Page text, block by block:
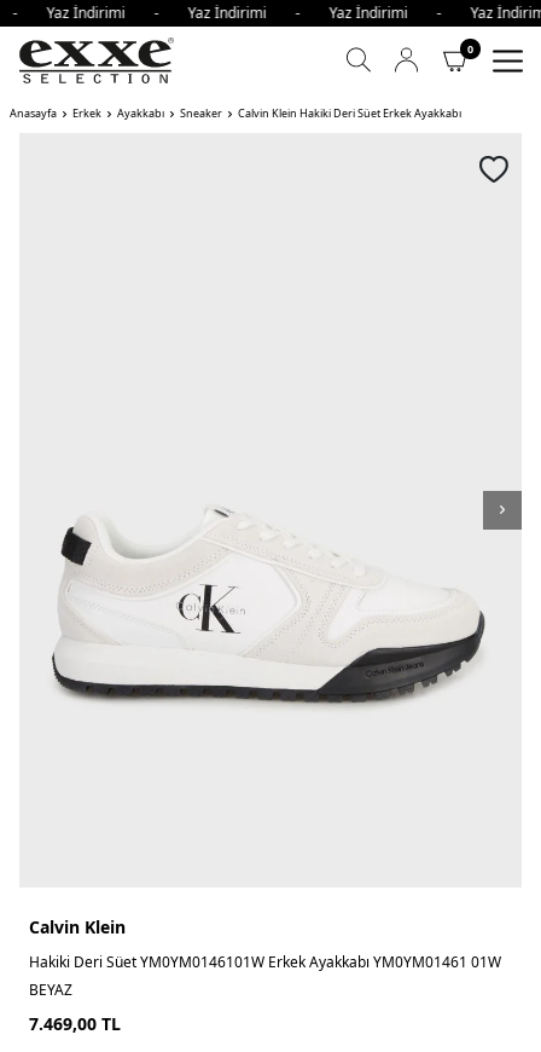
- Yaz İndirimi - Yaz İndirimi - Yaz İndirimi - Yaz
0
Anasayfa Erkek Ayakkabı Sneaker Calvin Klein Hakiki Deri Süet Erkek Ayakkabı
Calvin Klein
Hakiki Deri Süet YM0YM0146101W Erkek Ayakkabı YM0YM01461 01W
BEYAZ
7.469,00 TL